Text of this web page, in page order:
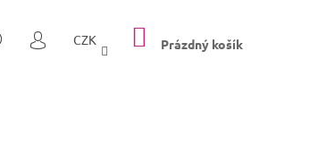
HLEDAT
PŘIHLÁŠENÍ
CZK NÁKUPNÍ
KOŠÍK
Prázdný košík